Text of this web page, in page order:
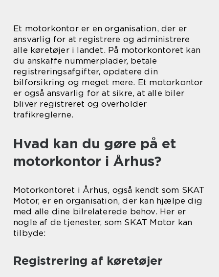
Et motorkontor er en organisation, der er
ansvarlig for at registrere og administrere
alle køretøjer i landet. På motorkontoret kan
du anskaffe nummerplader, betale
registreringsafgifter, opdatere din
bilforsikring og meget mere. Et motorkontor
er også ansvarlig for at sikre, at alle biler
bliver registreret og overholder
trafikreglerne.
Hvad kan du gøre på et
motorkontor i Århus?
Motorkontoret i Århus, også kendt som SKAT
Motor, er en organisation, der kan hjælpe dig
med alle dine bilrelaterede behov. Her er
nogle af de tjenester, som SKAT Motor kan
tilbyde:
Registrering af køretøjer